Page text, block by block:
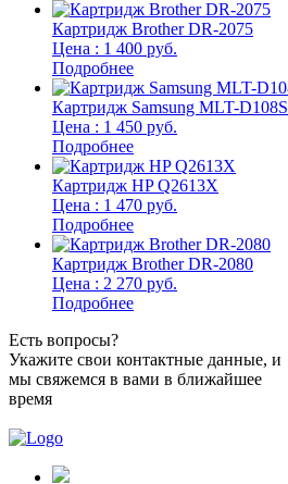
Картридж Brother DR-2075
Цена : 1 400 руб.
Подробнее
Картридж Samsung MLT-D108S
Цена : 1 450 руб.
Подробнее
Картридж HP Q2613X
Цена : 1 470 руб.
Подробнее
Картридж Brother DR-2080
Цена : 2 270 руб.
Подробнее
Есть вопросы?
Укажите свои контактные данные, и
мы свяжемся в вами в ближайшее
время